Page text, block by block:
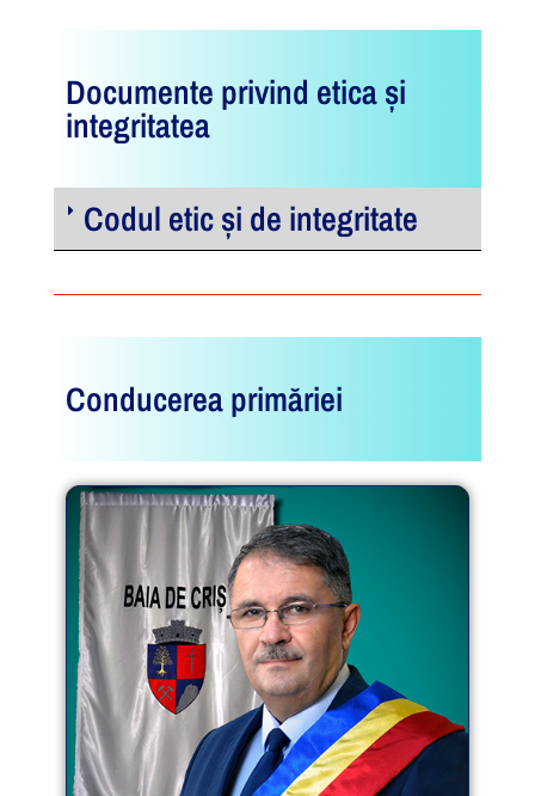
Documente privind etica și
integritatea
Codul etic și de integritate
Conducerea primăriei